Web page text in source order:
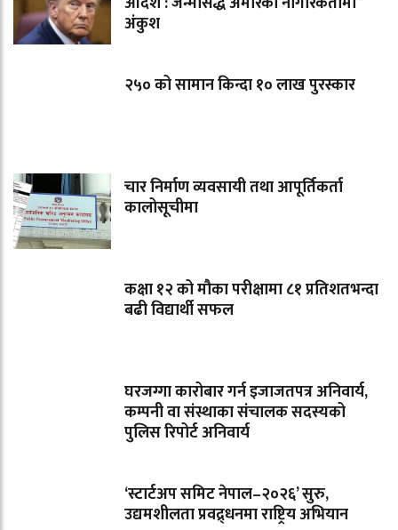
अंकुश
२५० को सामान किन्दा १० लाख पुरस्कार
चार निर्माण व्यवसायी तथा आपूर्तिकर्ता
कालोसूचीमा
कक्षा १२ को मौका परीक्षामा ८१ प्रतिशतभन्दा
बढी विद्यार्थी सफल
घरजग्गा कारोबार गर्न इजाजतपत्र अनिवार्य,
कम्पनी वा संस्थाका संचालक सदस्यको
पुलिस रिपोर्ट अनिवार्य
‘स्टार्टअप समिट नेपाल–२०२६’ सुरु,
उद्यमशीलता प्रवद्र्धनमा राष्ट्रिय अभियान